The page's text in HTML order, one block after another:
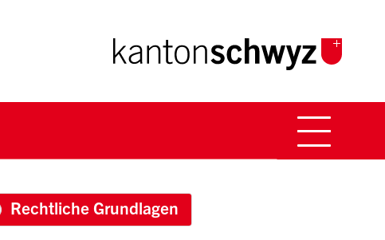
Breadcrumb
Rechtliche Grundlagen